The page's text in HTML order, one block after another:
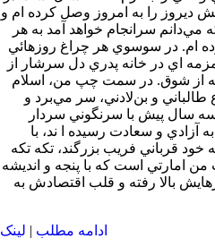
را به امروز وصل كرده‌ ام و
مي‌دانم سرانجام خواهد آمد به هر
‌ام. در سوسوي هر چراغ روزهائي
اي در خانه پدري دل سرشار از
از شوق. در سمت چپ من، اسلام
طالباني و بن‌لادني، سر مي‌برد و
سه سال پيش با سرنگوني سردار
آزادي و سعادت رسيده‌ ا ند، با
خود قرباني فريب بزرگند، تكه تكه
امارتي است كه با پنجه و انديشه
بالا رفته و قلب اقتصادش به
ادامه مطلب | لينک